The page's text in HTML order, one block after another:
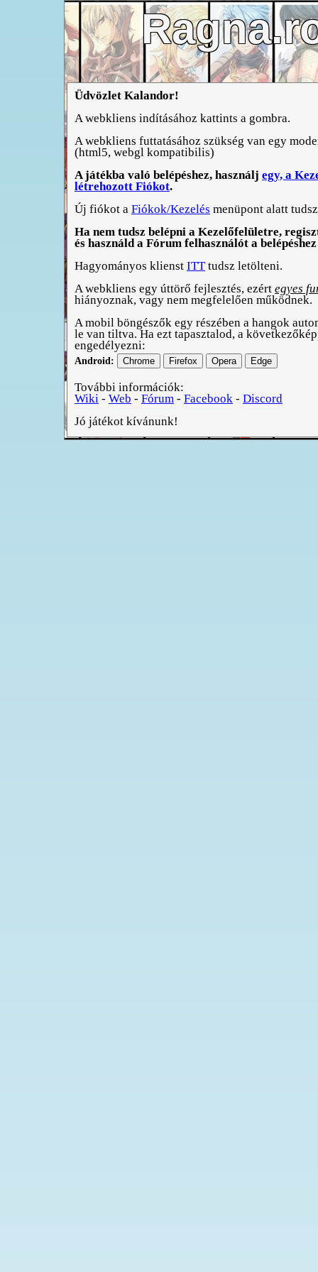
Üdvözlet Kalandor!
A webkliens indításához kattints a gombra.
A webkliens futtatásához szükség van egy
(html5, webgl kompatibilis)
A játékba való belépéshez, használj egy, a
létrehozott Fiókot.
Új fiókot a Fiókok/Kezelés menüpont alatt
Ha nem tudsz belépni a Kezelőfelületre,
és használd a Fórum felhasználót a
Hagyományos klienst ITTtudsz letölteni.
A webkliens egy úttörő fejlesztés, ezért egyes
hiányoznak, vagy nem megfelelően működnek.
A mobil böngészők egy részében a hangok
le van tiltva. Ha ezt tapasztalod, a
engedélyezni:
Android: Chrome Firefox Opera Edge
További információk:
Wiki - Web - Fórum - Facebook - Discord
Jó játékot kívánunk!